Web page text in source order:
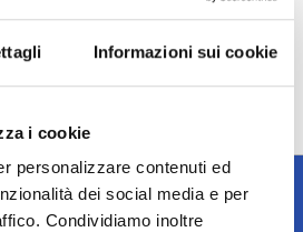
Informazioni sui cookie
i cookie
personalizzare contenuti ed
dei social media e per
Condividiamo inoltre